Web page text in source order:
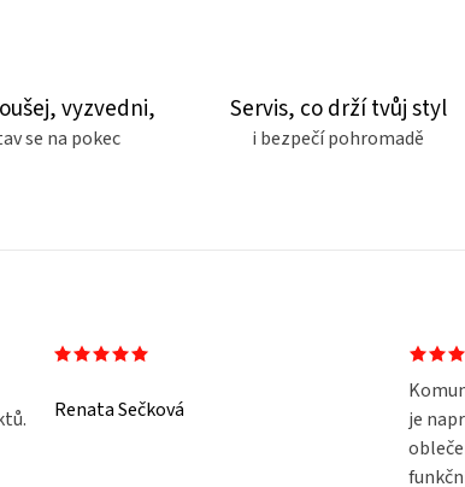
vyzvedni,
se na pokec
Servis, co drží tvůj styl
i bezpečí pohromadě
Renata Sečková
je